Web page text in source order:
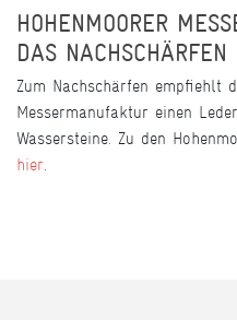
HOHENMOORER
DAS NACHSCHÄRFEN
Zum Nachschärfen empfiehlt
Messermanufaktur einen
Wassersteine. Zu den
hier.